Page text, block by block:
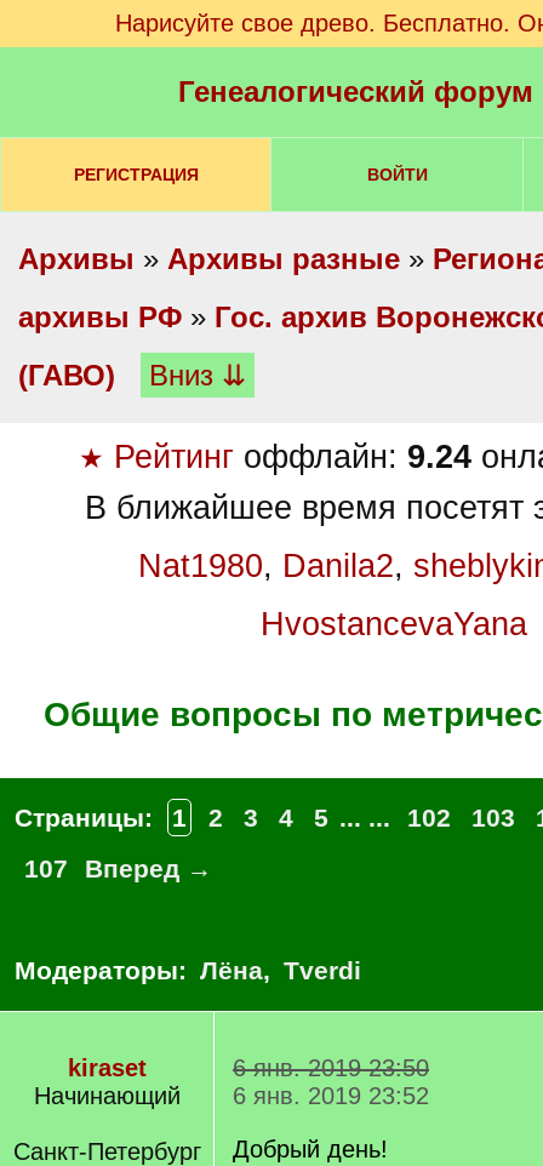
Нарисуйте свое древо. Бесплатно.
Генеалогический
РЕГИСТРАЦИЯ ВОЙТИ
Архивы » Архивы разные »
архивы РФ » Гос. архив
(ГАВО)
Вниз ⇊
★ Рейтинг оффлайн: 9.24
В ближайшее время посетят
Nat1980, Danila2,
HvostancevaYana
Общие вопросы по
Страницы: 1 2 3 4 5 ... ... 102 103
107
Вперед →
Модераторы: Лёна, Tverdi
kiraset
Начинающий
Санкт-Петербург
6 янв. 2019 23:50
6 янв. 2019 23:52
Добрый день!